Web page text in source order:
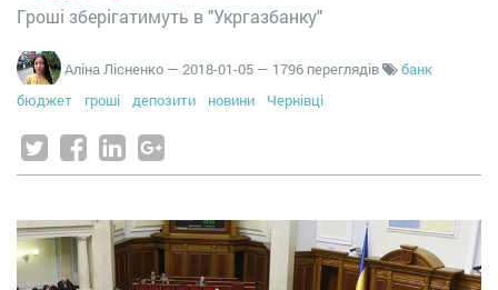
Гроші зберігатимуть в "Укргазбанку"
Аліна Лісненко — 2018-01-05 — 1796 переглядів
банк
бюджет
гроші депозити новини Чернівці